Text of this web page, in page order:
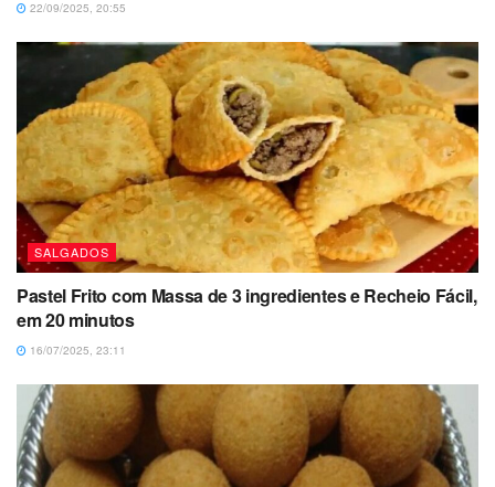
22/09/2025, 20:55
SALGADOS
Pastel Frito com Massa de 3 ingredientes e Recheio Fácil,
em 20 minutos
16/07/2025, 23:11